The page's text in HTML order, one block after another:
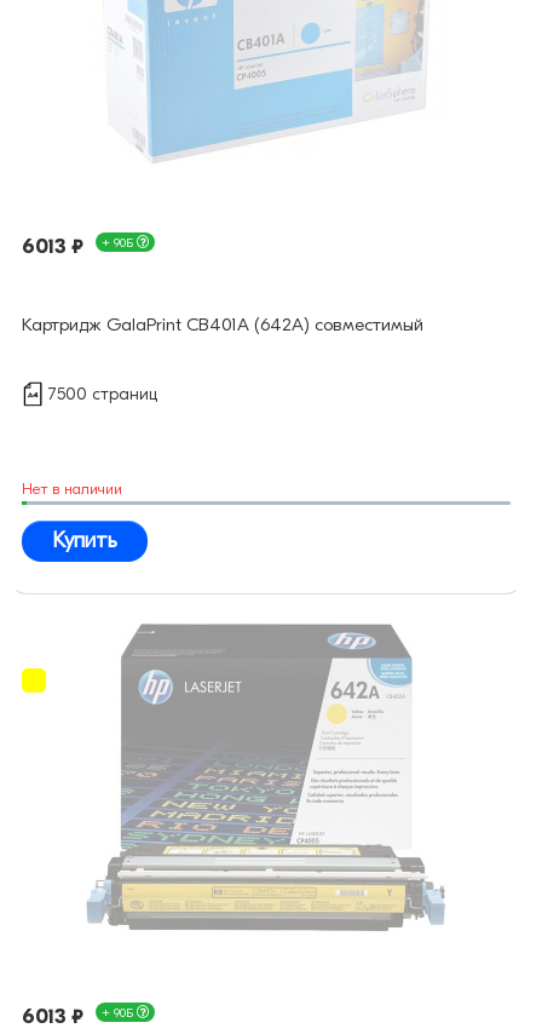
6013 ₽ + 90Б
Картридж GalaPrint CB401A (642A) совместимый
7500 страниц
Нет в наличии
Купить
6013 ₽ + 90Б